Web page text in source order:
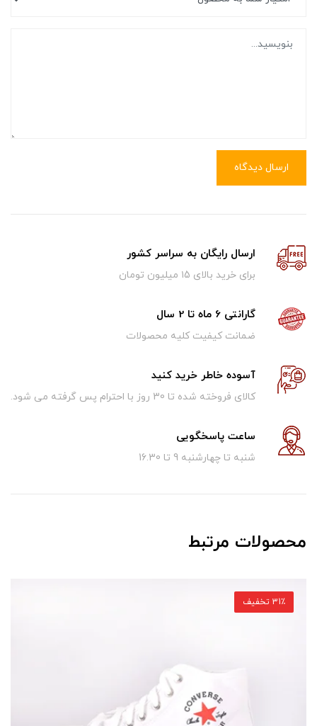
ارسال دیدگاه
ارسال رایگان به سراسر کشور
برای خرید بالای ۱5 میلیون تومان
گارانتی 6 ماه تا 2 سال
ضمانت کیفیت کلیه محصولات
آسوده خاطر خرید کنید
کالای فروخته شده تا 30 روز با احترام پس گرفته می شود.
ساعت پاسخگویی
شنبه تا چهارشنبه 9 تا 16.30
محصولات مرتبط
31٪ تخفیف